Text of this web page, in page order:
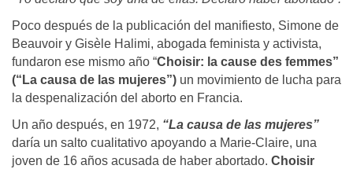
Poco después de la publicación del manifiesto, Simone de
Beauvoir y Gisèle Halimi, abogada feminista y activista,
fundaron ese mismo año “Choisir: la cause des femmes”
(“La causa de las mujeres”) un movimiento de lucha para
la despenalización del aborto en Francia.
Un año después, en 1972, “La causa de las mujeres”
daría un salto cualitativo apoyando a Marie-Claire, una
joven de 16 años acusada de haber abortado. Choisir